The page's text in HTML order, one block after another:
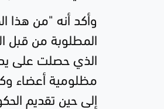
وأكد أنه "من هذا
المطلوبة من قبل
الذي حصلت على يد
مظلومية أعضاء
إلى حين تقديم